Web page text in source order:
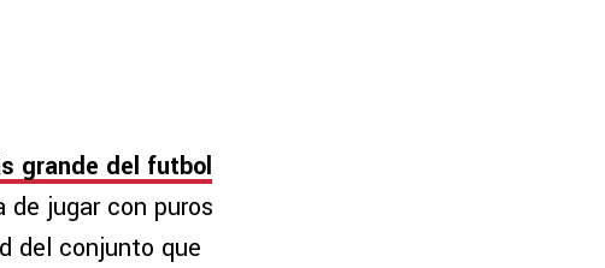
grande del futbol
de jugar con puros
del conjunto que